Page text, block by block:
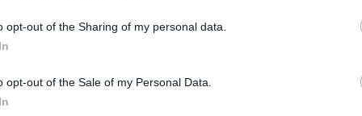
opt-out of the Sharing of my personal data.
opt-out of the Sale of my Personal Data.